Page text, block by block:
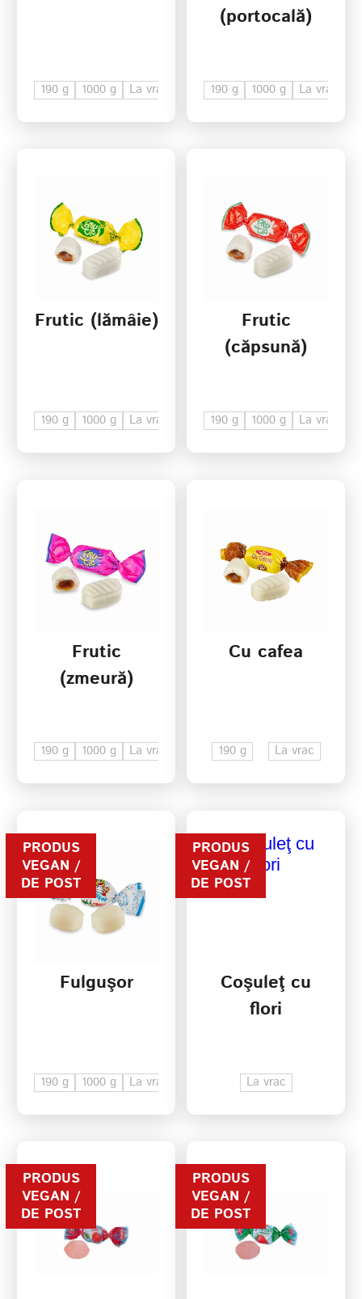
190 g 1000 g La vrac
(portocală)
190 g 1000 g La vrac
Frutic (lămâie)
190 g 1000 g La vrac
Frutic
(căpsună)
190 g 1000 g La vrac
Frutic
(zmeură)
190 g 1000 g La vrac
Cu cafea
190 g La vrac
PRODUS
VEGAN /
DE POST
Fulguşor
190 g 1000 g La vrac
PRODUS
VEGAN /
DE POST
Coşuleţ cu
flori
La vrac
PRODUS
VEGAN /
DE POST
PRODUS
VEGAN /
DE POST